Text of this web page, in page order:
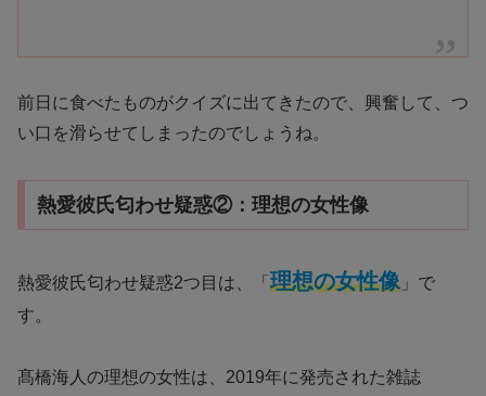
前日に食べたものがクイズに出てきたので、興奮して、つ
い口を滑らせてしまったのでしょうね。
熱愛彼氏匂わせ疑惑②：理想の女性像
熱愛彼氏匂わせ疑惑2つ目は、「 理想の女性像 」で
す。
髙橋海人の理想の女性は、2019年に発売された雑誌